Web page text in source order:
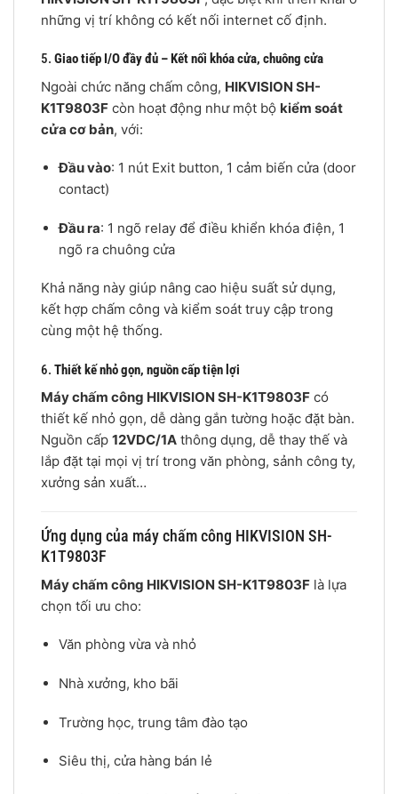
những vị trí không có kết nối internet cố định.
5. Giao tiếp I/O đầy đủ – Kết nối khóa cửa, chuông cửa
Ngoài chức năng chấm công, HIKVISION SH-
K1T9803F còn hoạt động như một bộ kiểm soát
cửa cơ bản, với:
Đầu vào: 1 nút Exit button, 1 cảm biến cửa (door
contact)
Đầu ra: 1 ngõ relay để điều khiển khóa điện, 1
ngõ ra chuông cửa
Khả năng này giúp nâng cao hiệu suất sử dụng,
kết hợp chấm công và kiểm soát truy cập trong
cùng một hệ thống.
6. Thiết kế nhỏ gọn, nguồn cấp tiện lợi
Máy chấm công HIKVISION SH-K1T9803F có
thiết kế nhỏ gọn, dễ dàng gắn tường hoặc đặt bàn.
Nguồn cấp 12VDC/1A thông dụng, dễ thay thế và
lắp đặt tại mọi vị trí trong văn phòng, sảnh công ty,
xưởng sản xuất…
Ứng dụng của máy chấm công HIKVISION SH-
K1T9803F
Máy chấm công HIKVISION SH-K1T9803F là lựa
chọn tối ưu cho:
Văn phòng vừa và nhỏ
Nhà xưởng, kho bãi
Trường học, trung tâm đào tạo
Siêu thị, cửa hàng bán lẻ